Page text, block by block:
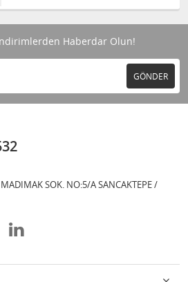
Haberdar Olun!
GÖNDER
SOK. NO:5/A SANCAKTEPE /